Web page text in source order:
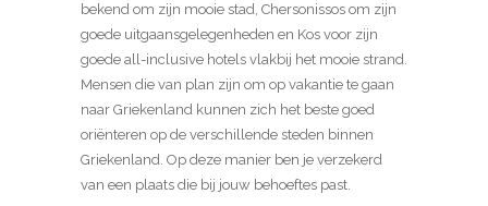
bekend om zijn mooie stad, Chersonissos om zijn
goede uitgaansgelegenheden en Kos voor zijn
goede all-inclusive hotels vlakbij het mooie strand.
Mensen die van plan zijn om op vakantie te gaan
naar Griekenland kunnen zich het beste goed
oriënteren op de verschillende steden binnen
Griekenland. Op deze manier ben je verzekerd
van een plaats die bij jouw behoeftes past.